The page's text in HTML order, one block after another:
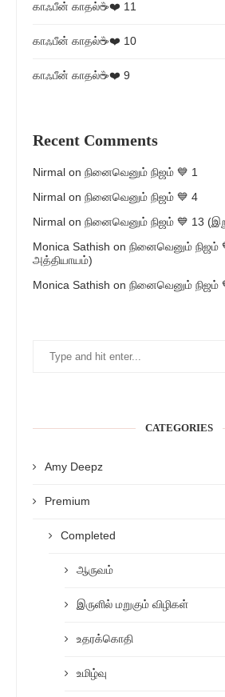
காஃபீன் காதல்☕❤️ 11
காஃபீன் காதல்☕❤️ 10
காஃபீன் காதல்☕❤️ 9
Recent Comments
Nirmal on நினைவெனும் நிஜம் 💙 1
Nirmal on நினைவெனும் நிஜம் 💙 4
Nirmal on நினைவெனும் நிஜம் 💙 13
Monica Sathish on நினைவெனும் நிஜம்
அத்தியாயம்)
Monica Sathish on நினைவெனும் நிஜம்
CATEGORIES
Amy Deepz
Premium
Completed
ஆருவம்
இருளில் மறுகும் விழிகள்
உதரக்கொதி
உமிழ்வு